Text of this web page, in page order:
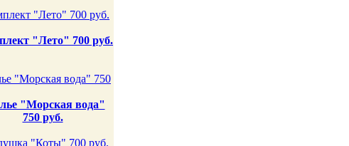
"Лето" 700 руб.
"Морская вода"
750 руб.